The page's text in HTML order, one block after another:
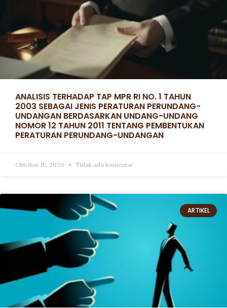
ANALISIS TERHADAP TAP MPR RI NO. 1 TAHUN
2003 SEBAGAI JENIS PERATURAN PERUNDANG-
UNDANGAN BERDASARKAN UNDANG-UNDANG
NOMOR 12 TAHUN 2011 TENTANG PEMBENTUKAN
PERATURAN PERUNDANG-UNDANGAN
Oktober 15, 2020 Tidak ada komentar
ARTIKEL